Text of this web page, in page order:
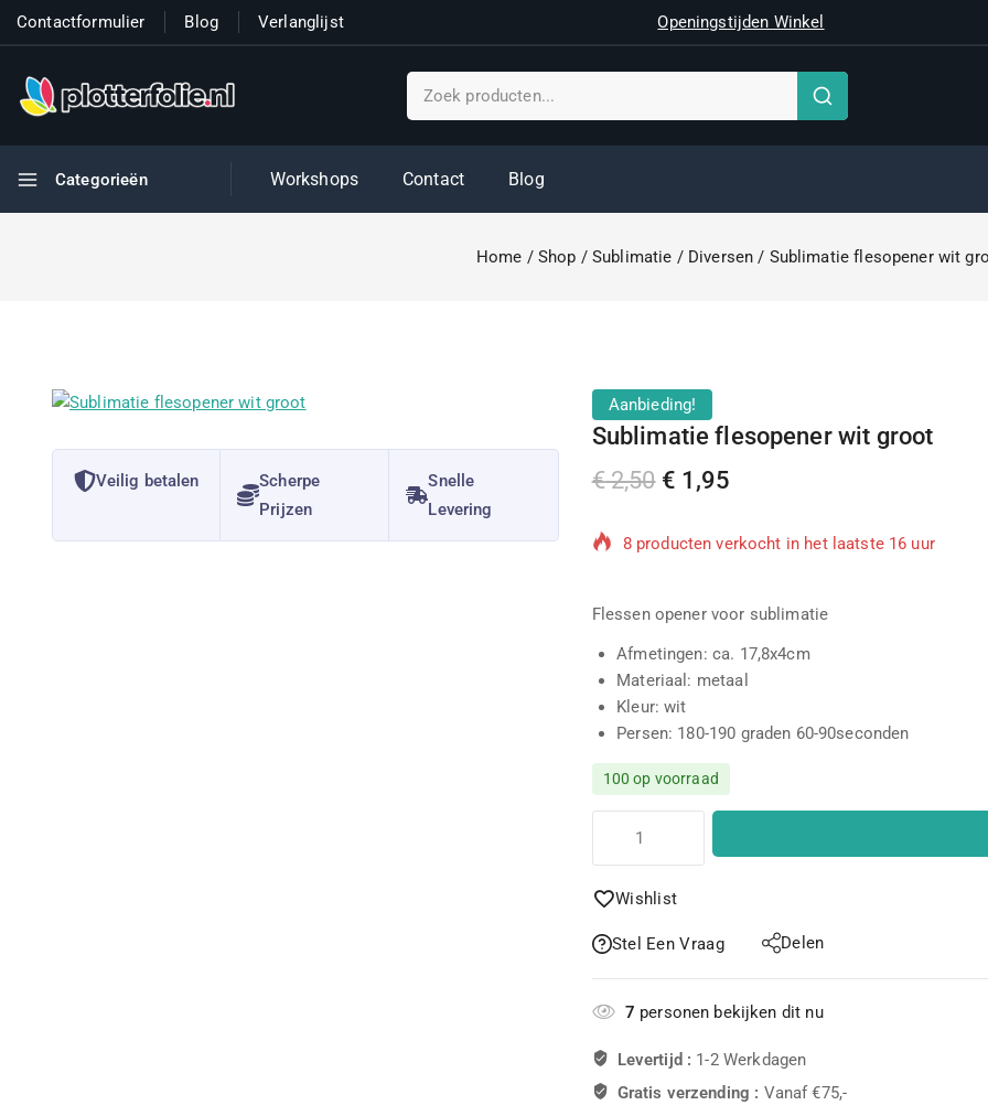
Contactformulier Blog Verlanglijst Openingstijden Winkel
Categorieën Workshops Contact Blog
Home / Shop / Sublimatie / Diversen / Sublimatie flesopener wit
Veilig betalen
Scherpe
Prijzen
Snelle
Levering
Aanbieding!
Sublimatie flesopener wit groot
€2,50 € 1,95
8 producten verkocht in het laatste 16 uur
Flessen opener voor sublimatie
Afmetingen: ca. 17,8x4cm
Materiaal: metaal
Kleur: wit
Persen: 180-190 graden 60-90seconden
100 op voorraad
Wishlist
Stel Een Vraag Delen
7 personen bekijken dit nu
Levertijd : 1-2 Werkdagen
Gratis verzending : Vanaf €75,-